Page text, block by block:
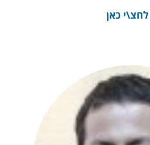
לחצ\י כאן